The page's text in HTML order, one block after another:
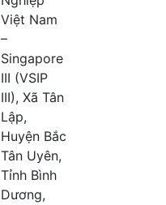
Việt Nam
–
Singapore
III (VSIP
III), Xã Tân
Lập,
Huyện Bắc
Tân Uyên,
Tỉnh Bình
Dương,